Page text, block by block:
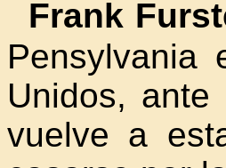
Frank
Pensylvania
Unidos,
vuelve a